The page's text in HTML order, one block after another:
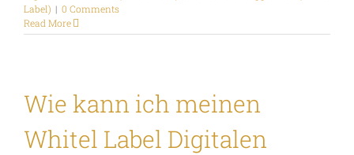
Label) | 0 Comments
Read More
Wie kann ich meinen
Whitel Label Digitalen